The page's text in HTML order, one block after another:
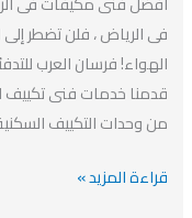
فى الرياض ، فلن تضطر إلى
الهواء! فرسان العرب
من وحدات التكييف
20%
افضل
فنى
مكيفات
الرياض
قراءة المزيد »